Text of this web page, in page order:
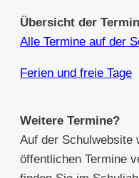
Übersicht der
Alle Termine auf der
Ferien und freie Tage
Weitere Termine?
Auf der Schulwebsite
öffentlichen Termine